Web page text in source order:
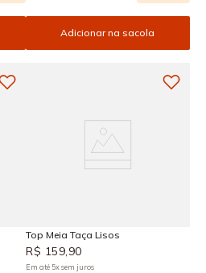
Adicionar na sacola
Top Meia Taça Lisos
R$ 159,90
Em até 5xsem juros